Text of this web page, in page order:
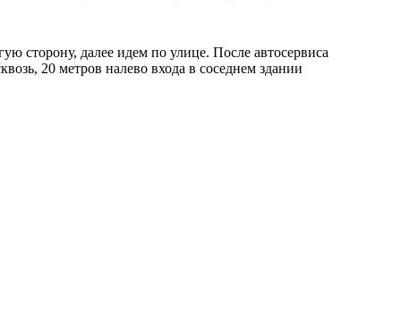
сторону, далее идем по улице. После автосервиса
20 метров налево входа в соседнем здании